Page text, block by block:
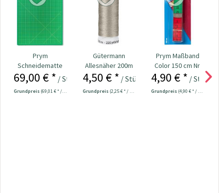
Prym
Schneidematte
cm/inch-
Einteilung 90 x
60...
69,00 € * / Stück
Grundpreis (69,01 € * / 1 Stück)
Gütermann
Allesnäher 200m
Fb. 495 - hellgrau
4,50 € * / Stück
Grundpreis (2,25 € * / 100 Meter)
Prym Maßband
Color 150 cm Nr.
282121
4,90 € * / Stück
Grundpreis (4,90 € * / 1 Stück)